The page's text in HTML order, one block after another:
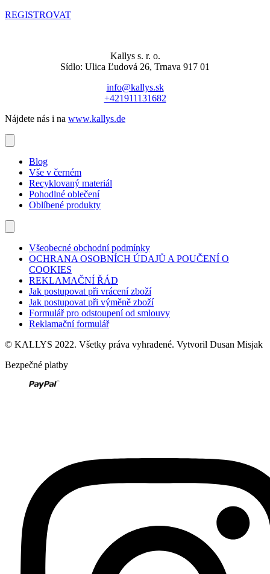
REGISTROVAT
Kallys s. r. o.
Sídlo: Ulica Ľudová 26, Trnava 917 01
info@kallys.sk
+421911131682
Nájdete nás i na www.kallys.de
Blog
Vše v černém
Recyklovaný materiál
Pohodlné oblečení
Oblíbené produkty
Všeobecné obchodní podmínky
OCHRANA OSOBNÍCH ÚDAJŮ A POUČENÍ O
COOKIES
REKLAMAČNÍ ŘÁD
Jak postupovat při vrácení zboží
Jak postupovat při výměně zboží
Formulář pro odstoupení od smlouvy
Reklamační formulář
© KALLYS 2022. Všetky práva vyhradené. Vytvoril Dusan Misjak
Bezpečné platby